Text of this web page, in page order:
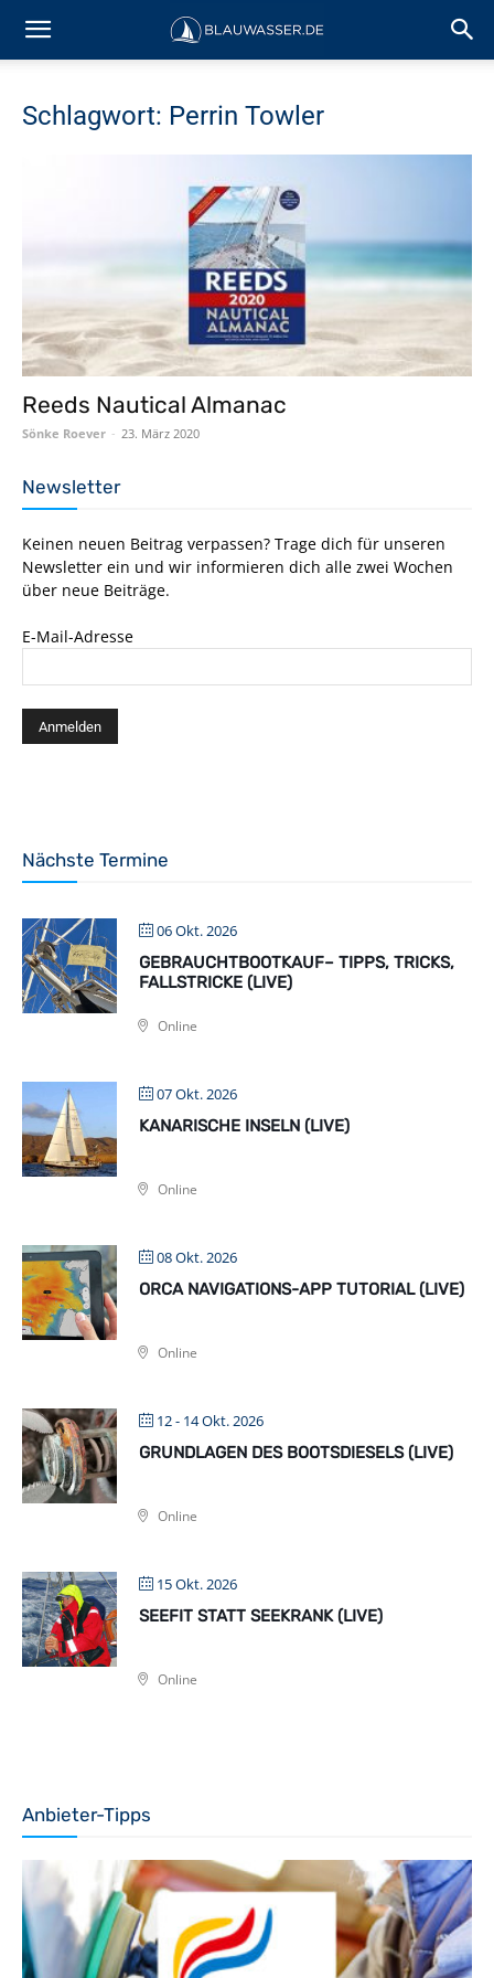
Schlagwort: Perrin Towler
Reeds Nautical Almanac
Sönke Roever - 23. März 2020
Newsletter
Keinen neuen Beitrag verpassen? Trage dich für unseren
Newsletter ein und wir informieren dich alle zwei Wochen
über neue Beiträge.
E-Mail-Adresse
Nächste Termine
06 Okt. 2026
GEBRAUCHTBOOTKAUF– TIPPS, TRICKS,
FALLSTRICKE (LIVE)
Online
07 Okt. 2026
KANARISCHE INSELN (LIVE)
Online
08 Okt. 2026
ORCA NAVIGATIONS-APP TUTORIAL (LIVE)
Online
12 - 14 Okt. 2026
GRUNDLAGEN DES BOOTSDIESELS (LIVE)
Online
15 Okt. 2026
SEEFIT STATT SEEKRANK (LIVE)
Online
Anbieter-Tipps